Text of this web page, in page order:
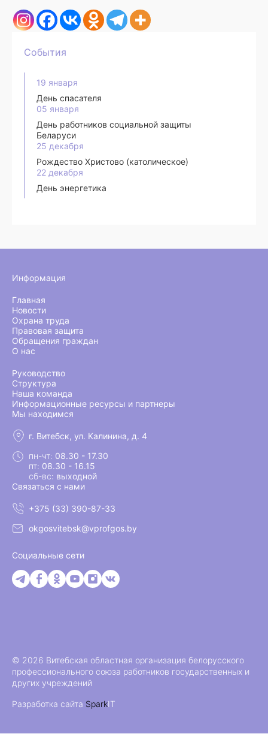
События
19 января
День спасателя
05 января
День работников социальной защиты
Беларуси
25 декабря
Рождество Христово (католическое)
22 декабря
День энергетика
Информация
Главная
Новости
Охрана труда
Правовая защита
Обращения граждан
О нас
Руководство
Структура
Наша команда
Информационные ресурсы и партнеры
Мы находимся
г. Витебск, ул. Калинина, д. 4
пн-чт: 08.30 - 17.30
пт: 08.30 - 16.15
сб-вс: выходной
Связаться с нами
+375 (33) 390-87-33
okgosvitebsk@vprofgos.by
Социальные сети
© 2026 Витебская областная организация белорусского
профессионального союза работников государственных и
других учреждений
Разработка сайта SparkIT